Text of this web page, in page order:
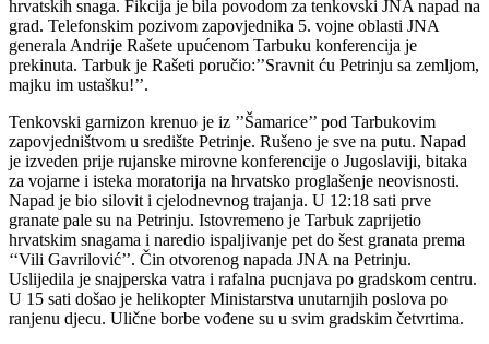
hrvatskih snaga. Fikcija je bila povodom za tenkovski JNA napad na
grad. Telefonskim pozivom zapovjednika 5. vojne oblasti JNA
generala Andrije Rašete upućenom Tarbuku konferencija je
prekinuta. Tarbuk je Rašeti poručio:’’Sravnit ću Petrinju sa zemljom,
majku im ustašku!’’.
Tenkovski garnizon krenuo je iz ’’Šamarice’’ pod Tarbukovim
zapovjedništvom u središte Petrinje. Rušeno je sve na putu. Napad
je izveden prije rujanske mirovne konferencije o Jugoslaviji, bitaka
za vojarne i isteka moratorija na hrvatsko proglašenje neovisnosti.
Napad je bio silovit i cjelodnevnog trajanja. U 12:18 sati prve
granate pale su na Petrinju. Istovremeno je Tarbuk zaprijetio
hrvatskim snagama i naredio ispaljivanje pet do šest granata prema
‘‘Vili Gavrilović’’. Čin otvorenog napada JNA na Petrinju.
Uslijedila je snajperska vatra i rafalna pucnjava po gradskom centru.
U 15 sati došao je helikopter Ministarstva unutarnjih poslova po
ranjenu djecu. Ulične borbe vođene su u svim gradskim četvrtima.